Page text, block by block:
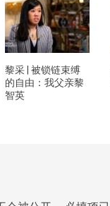
黎采 | 被锁链束缚
的自由：我父亲黎
智英